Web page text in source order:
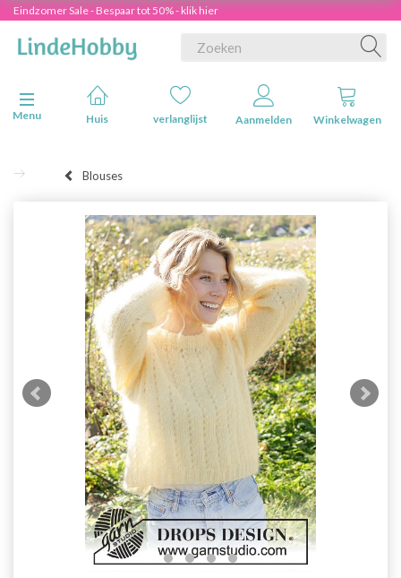
Eindzomer Sale - Bespaar tot 50% - klik hier
Navigatie in-/uitschakelen
Menu
Huis verlanglijst Aanmelden Winkelwagen
Blouses